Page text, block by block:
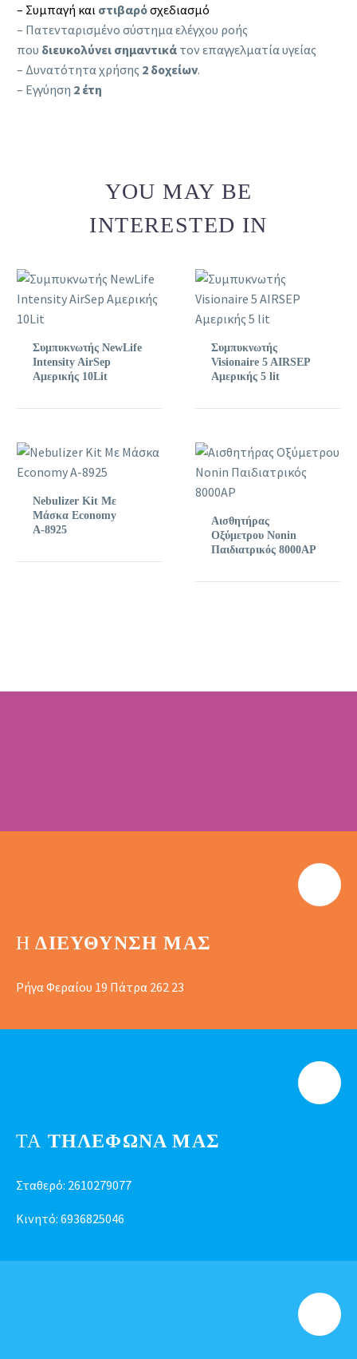
– Συμπαγή και στιβαρόσχεδιασμό
– Πατενταρισμένο σύστημα ελέγχου ροής
που διευκολύνει σημαντικά τον επαγγελματία υγείας
– Δυνατότητα χρήσης 2 δοχείων.
– Εγγύηση 2 έτη
YOU MAY BE
INTERESTED IN
Συμπυκνωτής NewLife
Intensity AirSep
Αμερικής 10Lit
Συμπυκνωτής
Visionaire 5 AIRSEP
Αμερικής 5 lit
Nebulizer Kit Με
Μάσκα Economy
Α-8925
Αισθητήρας
Οξύμετρου Nonin
Παιδιατρικός 8000ΑP
Η ΔΙΕΎΘΥΝΣΗ ΜΑΣ
Ρήγα Φεραίου 19 Πάτρα 262 23
ΤΑ ΤΗΛΕΦΩΝΑ ΜΑΣ
Σταθερό: 2610279077
Κινητό: 6936825046